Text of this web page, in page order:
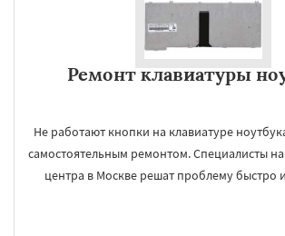
Ремонт клавиатуры
Не работают кнопки на клавиатуре
самостоятельным ремонтом. Специалисты
центра в Москве решат проблему быстро